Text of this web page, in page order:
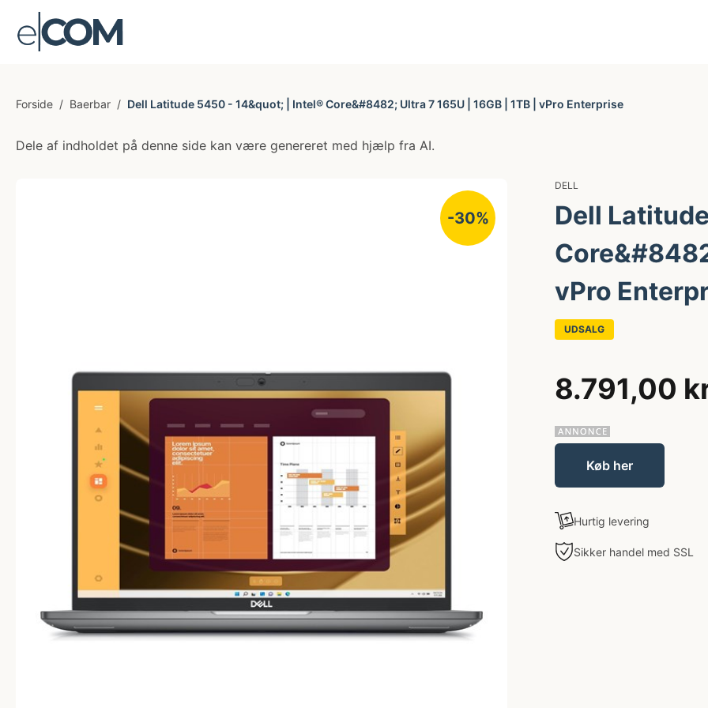
Forside / Baerbar / Dell Latitude 5450 - 14&quot; | Intel® Core&#8482; Ultra 7 165U | 16GB | 1TB | vPro Enterprise
Dele af indholdet på denne side kan være genereret med hjælp fra AI.
-30%
DELL
Dell
vPro
UDSALG
8.791,00
Køb her
Hurtig levering
Sikker handel med SSL